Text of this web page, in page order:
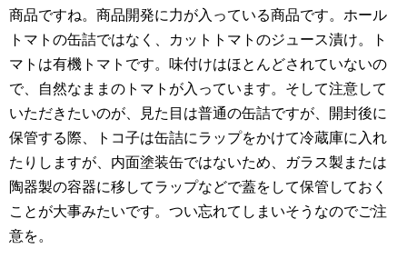
商品ですね。商品開発に力が入っている商品です。ホール
トマトの缶詰ではなく、カットトマトのジュース漬け。ト
マトは有機トマトです。味付けはほとんどされていないの
で、自然なままのトマトが入っています。そして注意して
いただきたいのが、見た目は普通の缶詰ですが、開封後に
保管する際、トコ子は缶詰にラップをかけて冷蔵庫に入れ
たりしますが、内面塗装缶ではないため、ガラス製または
陶器製の容器に移してラップなどで蓋をして保管しておく
ことが大事みたいです。つい忘れてしまいそうなのでご注
意を。